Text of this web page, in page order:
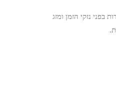
נזקי הזמן ומזג